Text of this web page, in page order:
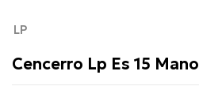
LP
Cencerro Lp Es 15 Mano